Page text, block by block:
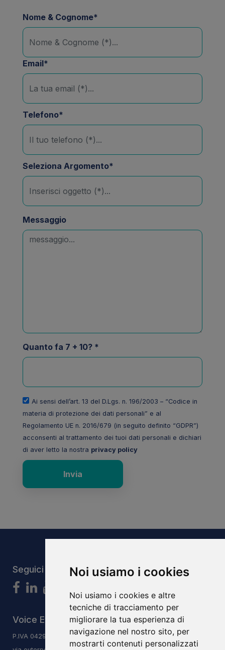
Noi usiamo i cookies
Noi usiamo i cookies e altre
tecniche di tracciamento per
migliorare la tua esperienza di
navigazione nel nostro sito, per
mostrarti contenuti personalizzati
Nome & Cognome*
Email*
Telefono*
Seleziona Argomento*
Messaggio
Quanto fa 7 + 10? *
Ai sensi dell’art. 13 del D.Lgs. n. 196/2003 – “Codice in
materia di protezione dei dati personali” e al
Regolamento UE n. 2016/679 (in seguito definito “GDPR”)
acconsenti al trattamento dei tuoi dati personali e dichiari
di aver letto la nostra privacy policy
Invia
Seguici
Voice Evolution System S.r.l.s
P.IVA 04293240406